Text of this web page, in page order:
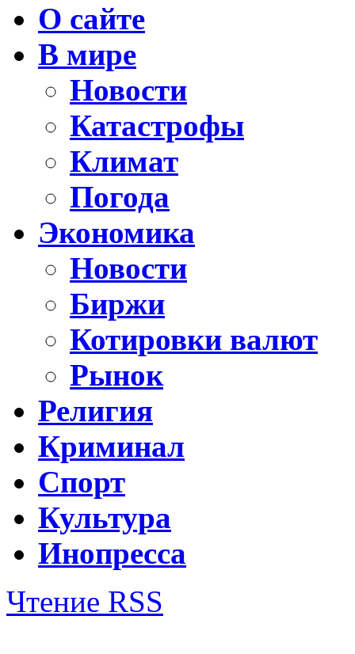
О сайте
В мире
Новости
Катастрофы
Климат
Погода
Экономика
Новости
Биржи
Котировки валют
Рынок
Религия
Криминал
Спорт
Культура
Инопресса
Чтение RSS